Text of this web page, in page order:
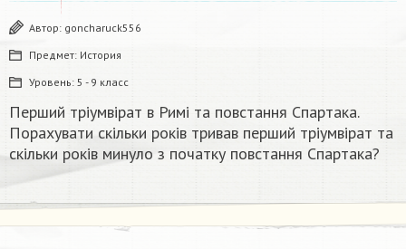
Автор: goncharuck556
Предмет: История
Уровень: 5 - 9 класс
Перший тріумвірат в Римі та повстання Спартака.
Порахувати скільки років тривав перший тріумвірат та
скільки років минуло з початку повстання Спартака?